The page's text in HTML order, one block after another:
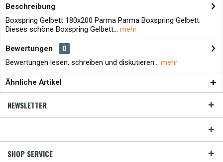
Beschreibung
Boxspring Gelbett 180x200 Parma Parma Boxspring Gelbett:
Dieses schöne Boxspring Gelbett... mehr
Bewertungen
0
Bewertungen lesen, schreiben und diskutieren... mehr
Ähnliche Artikel
NEWSLETTER
SHOP SERVICE